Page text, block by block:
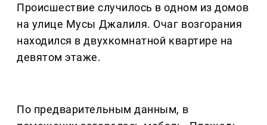
Происшествие случилось в одном из домов
на улице Мусы Джалиля. Очаг возгорания
находился в двухкомнатной квартире на
девятом этаже.
По предварительным данным, в